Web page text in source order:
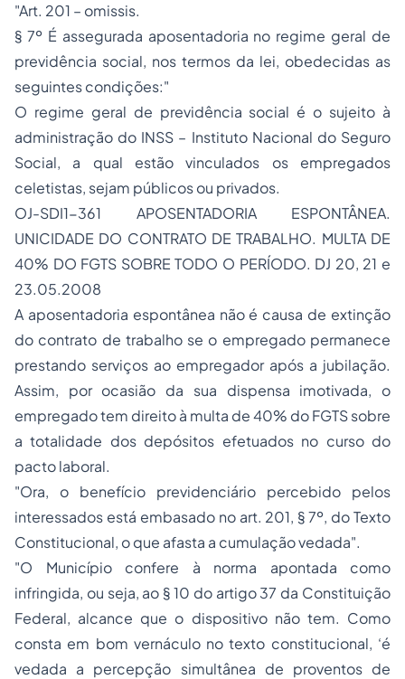
"Art. 201 – omissis.
§ 7º É assegurada aposentadoria no regime geral de
previdência social, nos termos da lei, obedecidas as
seguintes condições:"
O regime geral de previdência social é o sujeito à
administração do INSS – Instituto Nacional do Seguro
Social, a qual estão vinculados os empregados
celetistas, sejam públicos ou privados.
OJ-SDI1-361 APOSENTADORIA ESPONTÂNEA.
UNICIDADE DO CONTRATO DE TRABALHO. MULTA DE
40% DO FGTS SOBRE TODO O PERÍODO. DJ 20, 21 e
23.05.2008
A aposentadoria espontânea não é causa de extinção
do contrato de trabalho se o empregado permanece
prestando serviços ao empregador após a jubilação.
Assim, por ocasião da sua dispensa imotivada, o
empregado tem direito à multa de 40% do FGTS sobre
a totalidade dos depósitos efetuados no curso do
pacto laboral.
"Ora, o benefício previdenciário percebido pelos
interessados está embasado no art. 201, § 7º, do Texto
Constitucional, o que afasta a cumulação vedada".
"O Município confere à norma apontada como
infringida, ou seja, ao § 10 do artigo 37 da Constituição
Federal, alcance que o dispositivo não tem. Como
consta em bom vernáculo no texto constitucional, ‘é
vedada a percepção simultânea de proventos de